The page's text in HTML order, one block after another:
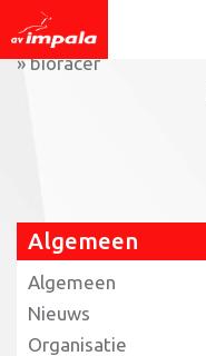
Home»Triathlon
»bioracer
Algemeen
Algemeen
Nieuws
Organisatie